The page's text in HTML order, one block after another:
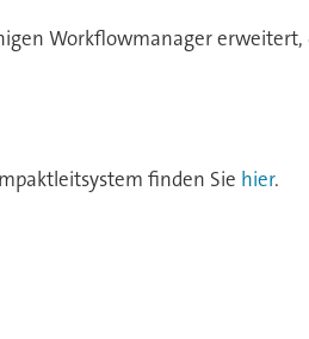
Workflowmanager
finden Sie hier.